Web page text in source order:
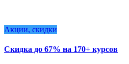
Акции, скидки
Скидка до 67% на 170+ курсов